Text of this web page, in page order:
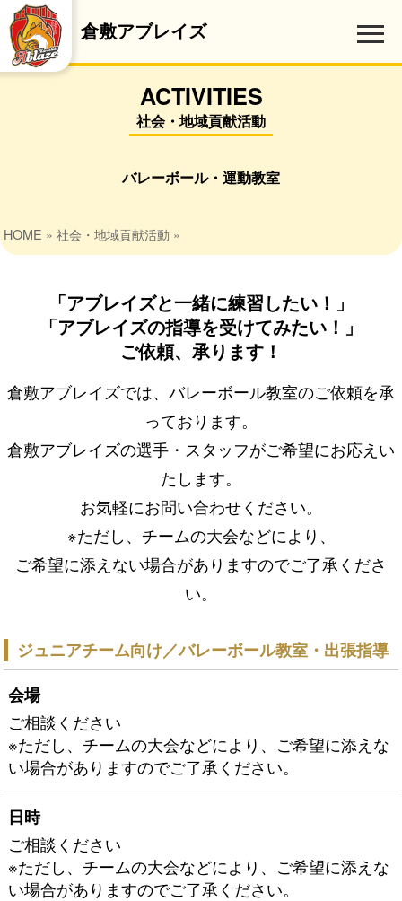
倉敷アブレイズ
ACTIVITIES
社会・地域貢献活動
バレーボール・運動教室
HOME »社会・地域貢献活動 »
「アブレイズと一緒に練習したい！」
「アブレイズの指導を受けてみたい！」
ご依頼、承ります！
倉敷アブレイズでは、バレーボール教室のご依頼を承
っております。
倉敷アブレイズの選手・スタッフがご希望にお応えい
たします。
お気軽にお問い合わせください。
※ただし、チームの大会などにより、
ご希望に添えない場合がありますのでご了承くださ
い。
ジュニアチーム向け／バレーボール教室・出張指導
会場
ご相談ください
※ただし、チームの大会などにより、ご希望に添えな
い場合がありますのでご了承ください。
日時
ご相談ください
※ただし、チームの大会などにより、ご希望に添えな
い場合がありますのでご了承ください。